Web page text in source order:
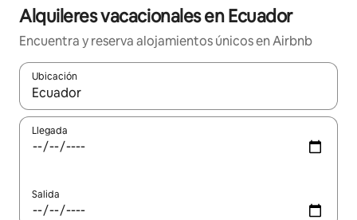
Alquileres vacacionales en Ecuador
Encuentra y reserva alojamientos únicos en Airbnb
Ubicación
Cuando los resultados estén disponibles, navega con las
Llegada
Salida